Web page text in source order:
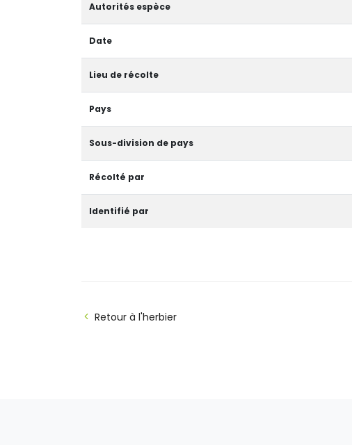
Autorités espèce
Date
Lieu de récolte
Pays
Sous-division de pays
Récolté par
Identifié par
Retour à l'herbier